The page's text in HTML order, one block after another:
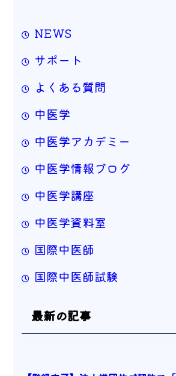
NEWS
サポート
よくある質問
中医学
中医学アカデミー
中医学情報ブログ
中医学講座
中医学資料室
国際中医師
国際中医師試験
最新の記事